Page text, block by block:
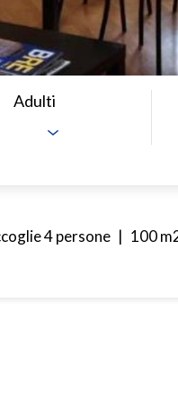
Adulti
4 persone | 100